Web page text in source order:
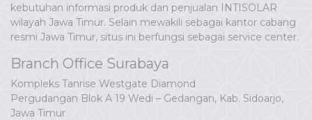
kebutuhan informasi produk dan penjualan INTISOLAR
wilayah Jawa Timur. Selain mewakili sebagai kantor cabang
resmi Jawa Timur, situs ini berfungsi sebagai service center.
Branch Office Surabaya
Kompleks Tanrise Westgate Diamond
Pergudangan Blok A 19 Wedi – Gedangan, Kab. Sidoarjo,
Jawa Timur